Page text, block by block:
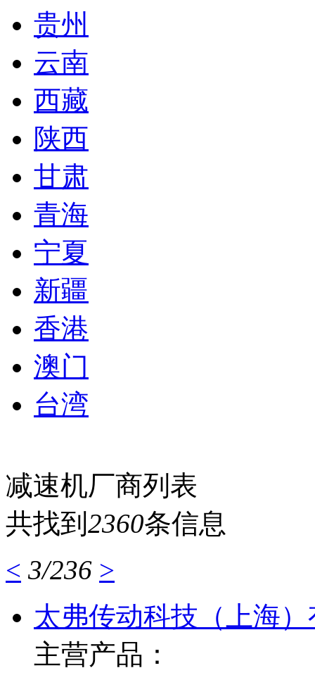
贵州
云南
西藏
陕西
甘肃
青海
宁夏
新疆
香港
澳门
台湾
减速机厂商列表
共找到 2360条信息
< 3/236 >
太弗传动科技（上海
主营产品：